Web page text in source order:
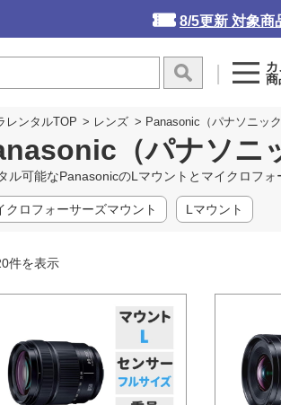
8/5更新 対象商
商
レンタルTOP > レンズ > Panasonic（パナソニック
（パナソニ
ル可能なPanasonicのLマウントとマイクロフ
クロフォーサーズマウント Lマウント
件を表示